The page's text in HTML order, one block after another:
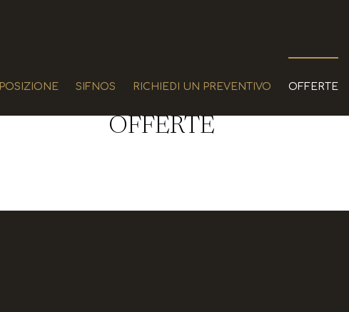
POSIZIONE SIFNOS RICHIEDI UN PREVENTIVO OFFERTE
OFFERTE